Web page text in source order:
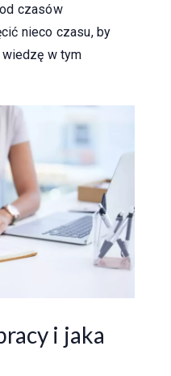
czasów
nieco czasu, by
w tym
i jaka